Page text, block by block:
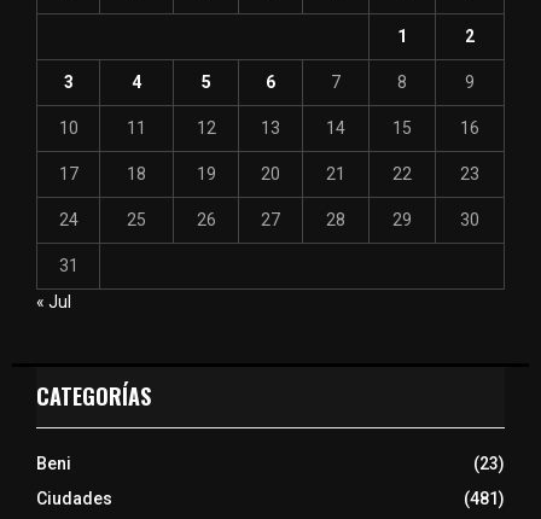
1 2
3 4 5 6 7 8 9
10 11 12 13 14 15 16
17 18 19 20 21 22 23
24 25 26 27 28 29 30
31
« Jul
CATEGORÍAS
Beni
(23)
Ciudades
(481)